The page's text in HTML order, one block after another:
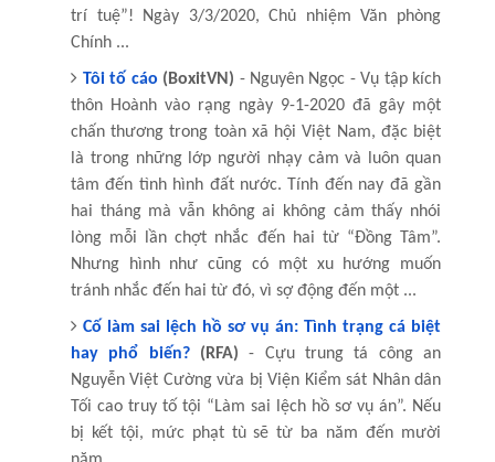
trí tuệ”! Ngày 3/3/2020, Chủ nhiệm Văn phòng
Chính ...
Tôi tố cáo (BoxitVN) - Nguyên Ngọc - Vụ tập kích
thôn Hoành vào rạng ngày 9-1-2020 đã gây một
chấn thương trong toàn xã hội Việt Nam, đặc biệt
là trong những lớp người nhạy cảm và luôn quan
tâm đến tình hình đất nước. Tính đến nay đã gần
hai tháng mà vẫn không ai không cảm thấy nhói
lòng mỗi lần chợt nhắc đến hai từ “Đồng Tâm”.
Nhưng hình như cũng có một xu hướng muốn
tránh nhắc đến hai từ đó, vì sợ động đến một ...
Cố làm sai lệch hồ sơ vụ án: Tình trạng cá biệt
hay phổ biến?(RFA) - Cựu trung tá công an
Nguyễn Việt Cường vừa bị Viện Kiểm sát Nhân dân
Tối cao truy tố tội “Làm sai lệch hồ sơ vụ án”. Nếu
bị kết tội, mức phạt tù sẽ từ ba năm đến mười